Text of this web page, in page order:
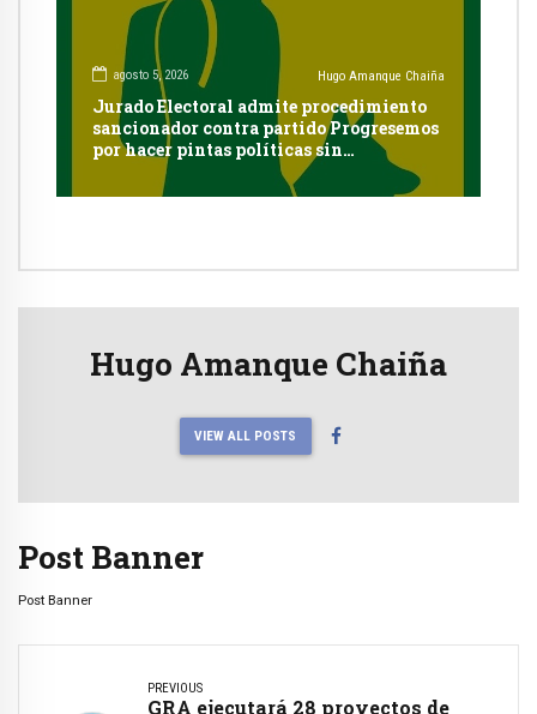
agosto 5, 2026 Hugo Amanque Chaiña
Jurado Electoral admite procedimiento
sancionador contra partido Progresemos
por hacer pintas políticas sin
autorización en Cayma
Hugo Amanque Chaiña
VIEW ALL POSTS
Post Banner
Post Banner
PREVIOUS
GRA ejecutará 28 proyectos de